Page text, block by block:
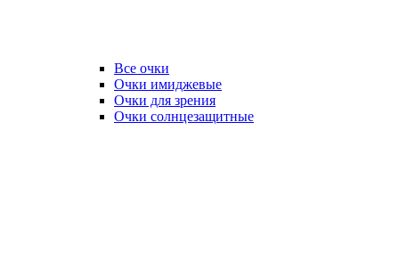
Все очки
Очки имиджевые
Очки для зрения
Очки солнцезащитные